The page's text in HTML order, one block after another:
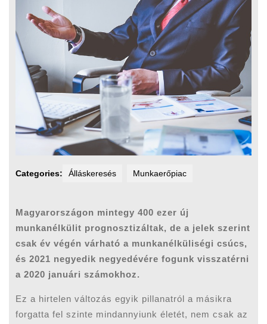
Categories: Álláskeresés Munkaerőpiac
Magyarországon mintegy 400 ezer új
munkanélkülit prognosztizáltak, de a jelek szerint
csak év végén várható a munkanélküliségi csúcs,
és 2021 negyedik negyedévére fogunk visszatérni
a 2020 januári számokhoz.
Ez a hirtelen változás egyik pillanatról a másikra
forgatta fel szinte mindannyiunk életét, nem csak az